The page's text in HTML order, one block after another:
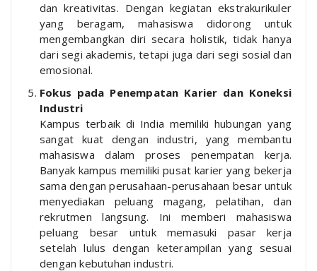
dan kreativitas. Dengan kegiatan ekstrakurikuler
yang beragam, mahasiswa didorong untuk
mengembangkan diri secara holistik, tidak hanya
dari segi akademis, tetapi juga dari segi sosial dan
emosional.
Fokus pada Penempatan Karier dan Koneksi
Industri
Kampus terbaik di India memiliki hubungan yang
sangat kuat dengan industri, yang membantu
mahasiswa dalam proses penempatan kerja.
Banyak kampus memiliki pusat karier yang bekerja
sama dengan perusahaan-perusahaan besar untuk
menyediakan peluang magang, pelatihan, dan
rekrutmen langsung. Ini memberi mahasiswa
peluang besar untuk memasuki pasar kerja
setelah lulus dengan keterampilan yang sesuai
dengan kebutuhan industri.